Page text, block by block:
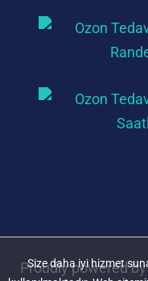
Size daha iyi hizmet
Proudly powered